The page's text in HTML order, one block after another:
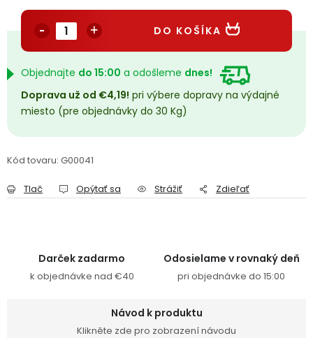
Podmienky ochrany osobných údajov
Registrace
DO KOŠÍKA
Objednajte do 15:00 a odošleme dnes!
Doprava už od €4,19! pri výbere dopravy na výdajné
miesto (pre objednávky do 30 Kg)
Kód tovaru: G00041
Tlač Opýtať sa Strážiť Zdieľať
Darček zadarmo
k objednávke nad €40
Odosielame v rovnaký deň
pri objednávke do 15:00
Návod k produktu
Klikněte zde pro zobrazení návodu